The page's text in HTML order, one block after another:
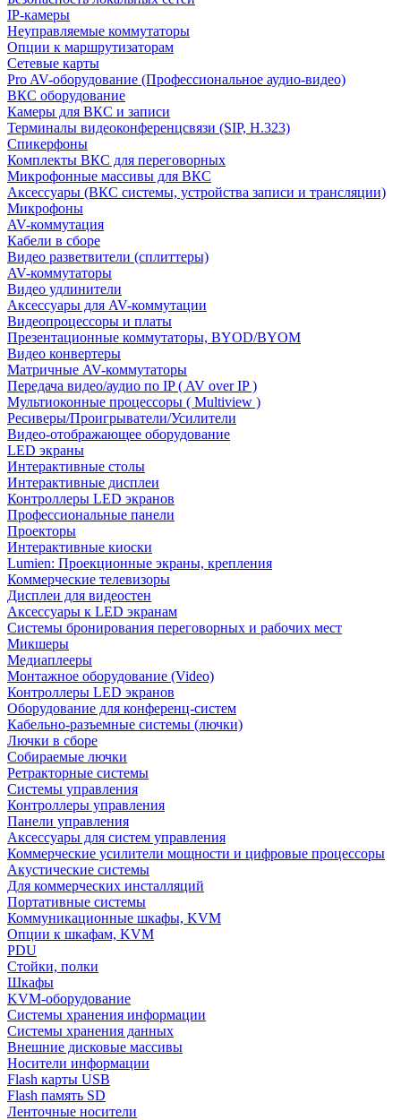
IP-камеры
Неуправляемые коммутаторы
Опции к маршрутизаторам
Сетевые карты
Pro AV-оборудование (Профессиональное аудио-видео)
ВКС оборудование
Камеры для ВКС и записи
Терминалы видеоконференцсвязи (SIP, H.323)
Спикерфоны
Комплекты ВКС для переговорных
Микрофонные массивы для ВКС
Аксессуары (ВКС системы, устройства записи и трансляции)
Микрофоны
AV-коммутация
Кабели в сборе
Видео разветвители (сплиттеры)
AV-коммутаторы
Видео удлинители
Аксессуары для AV-коммутации
Видеопроцессоры и платы
Презентационные коммутаторы, BYOD/BYOM
Видео конвертеры
Матричные AV-коммутаторы
Передача видео/аудио по IP ( AV over IP )
Мультиоконные процессоры ( Multiview )
Ресиверы/Проигрыватели/Усилители
Видео-отображающее оборудование
LED экраны
Интерактивные столы
Интерактивные дисплеи
Контроллеры LED экранов
Профессиональные панели
Проекторы
Интерактивные киоски
Lumien: Проекционные экраны, крепления
Коммерческие телевизоры
Дисплеи для видеостен
Аксессуары к LED экранам
Системы бронирования переговорных и рабочих мест
Микшеры
Медиаплееры
Монтажное оборудование (Video)
Контроллеры LED экранов
Оборудование для конференц-систем
Кабельно-разъемные системы (лючки)
Лючки в сборе
Собираемые лючки
Ретракторные системы
Системы управления
Контроллеры управления
Панели управления
Аксессуары для систем управления
Коммерческие усилители мощности и цифровые процессоры
Акустические системы
Для коммерческих инсталляций
Портативные системы
Коммуникационные шкафы, KVM
Опции к шкафам, KVM
PDU
Стойки, полки
Шкафы
KVM-оборудование
Системы хранения информации
Системы хранения данных
Внешние дисковые массивы
Носители информации
Flash карты USB
Flash память SD
Ленточные носители